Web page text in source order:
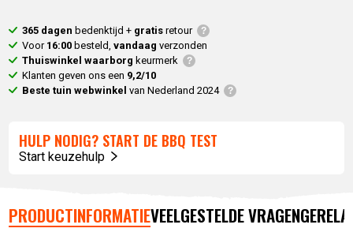
365 dagen bedenktijd + gratisretour
Voor 16:00 besteld,vandaag verzonden
Thuiswinkel waarborg keurmerk
Klanten geven ons een 9,2/10
Beste tuin webwinkel van Nederland 2024
HULP NODIG? START DE BBQ TEST
Start keuzehulp
PRODUCTINFORMATIEVEELGESTELDE VRAGEN